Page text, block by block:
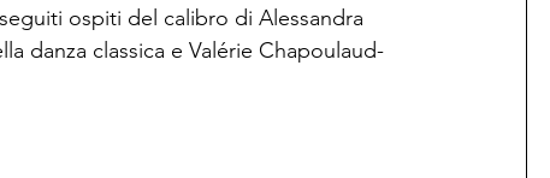
ospiti del calibro di Alessandra
danza classica e Valérie Chapoulaud-